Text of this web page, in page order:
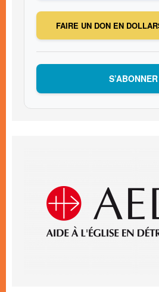
FAIRE UN DON EN
S’ABONNER